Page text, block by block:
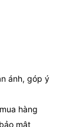
ánh, góp ý
hàng
mật